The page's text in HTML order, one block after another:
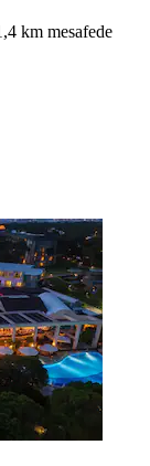
km mesafede